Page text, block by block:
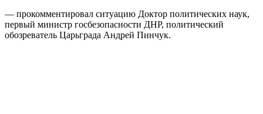
— прокомментировал ситуацию Доктор политических наук,
первый министр госбезопасности ДНР, политический
обозреватель Царьграда Андрей Пинчук.